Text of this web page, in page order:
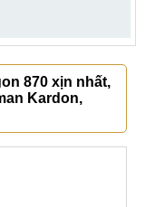
870 xịn nhất,
Kardon,